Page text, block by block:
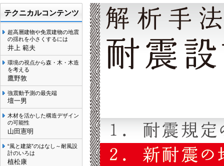
テクニカルコンテンツ
超高層建物や免震建物の地震
の揺れを小さくするには
井上 範夫
環境の視点から森・木・木造
を考える
鷹野敦
強震動予測の最先端
壇一男
木材を活かした構造デザイン
の可能性
山田憲明
“風と建築”のはなし～耐風設
計のいろは
植松康